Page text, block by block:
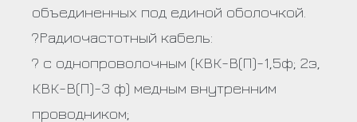
объединенных под единой оболочкой.
?Радиочастотный кабель:
? с однопроволочным (КВК-В(П)-1,5ф; 2э,
КВК-В(П)-3 ф) медным внутренним
проводником;